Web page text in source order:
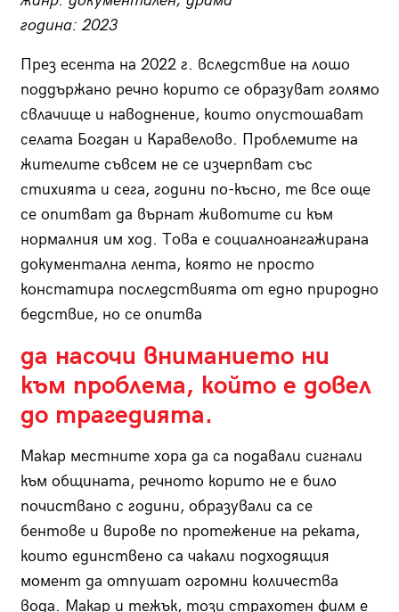
година: 2023
През есента на 2022 г. вследствие на лошо
поддържано речно корито се образуват голямо
свлачище и наводнение, които опустошават
селата Богдан и Каравелово. Проблемите на
жителите съвсем не се изчерпват със
стихията и сега, години по-късно, те все още
се опитват да върнат животите си към
нормалния им ход. Това е социалноангажирана
документална лента, която не просто
констатира последствията от едно природно
бедствие, но се опитва
да насочи вниманието ни
към проблема, който е довел
до трагедията.
Макар местните хора да са подавали сигнали
към общината, речното корито не е било
почиствано с години, образували са се
бентове и вирове по протежение на реката,
които единствено са чакали подходящия
момент да отпушат огромни количества
вода. Макар и тежък, този страхотен филм е